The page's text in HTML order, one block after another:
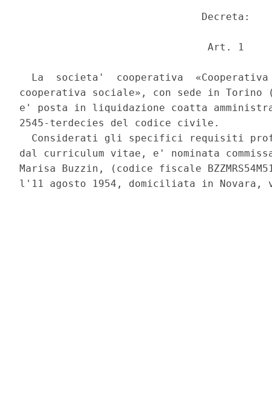
                              Decreta:
                               Art. 1
La  societa'  cooperativa
cooperativa sociale», con sede in Torino
e' posta in liquidazione coatta
2545-terdecies del codice civile.
Considerati gli specifici requisiti
dal curriculum vitae, e' nominata
Marisa Buzzin, (codice fiscale